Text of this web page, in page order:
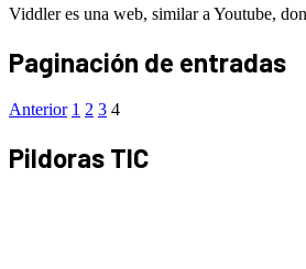
Viddler es una web, similar a Youtube,
Paginación de entradas
Anterior 1 2 3 4
Pildoras TIC